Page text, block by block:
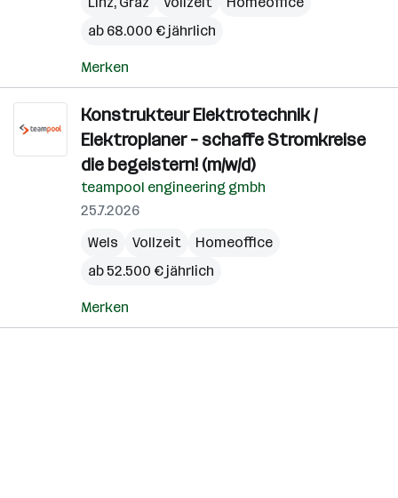
ab 68.000 € jährlich
Merken
Konstrukteur Elektrotechnik /
Elektroplaner – schaffe Stromkreise
die begeistern! (m/w/d)
teampool engineering gmbh
25.7.2026
Wels
Vollzeit
Homeoffice
ab 52.500 € jährlich
Merken